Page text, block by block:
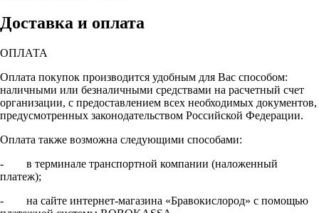
Доставка и оплата
ОПЛАТА
Оплата покупок производится удобным для Вас способом:
наличными или безналичными средствами на расчетный счет
организации, с предоставлением всех необходимых документов,
предусмотренных законодательством Российской Федерации.
Оплата также возможна следующими способами:
- в терминале транспортной компании (наложенный
платеж);
- на сайте интернет-магазина «Бравокислород» с помощью